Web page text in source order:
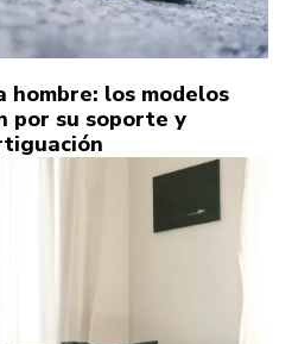
hombre: los modelos
por su soporte y